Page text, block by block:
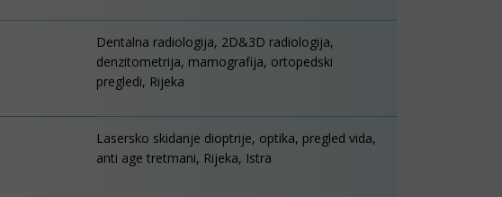
Dentalna radiologija, 2D&3D radiologija,
denzitometrija, mamografija, ortopedski
pregledi, Rijeka
Lasersko skidanje dioptrije, optika, pregled vida,
anti age tretmani, Rijeka, Istra